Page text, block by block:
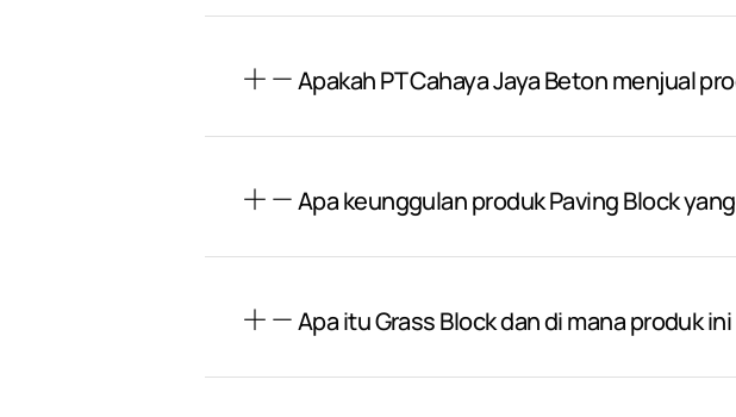
Apakah PT Cahaya Jaya Beton menjual
Apa keunggulan produk Paving Block
Apa itu Grass Block dan di mana produk